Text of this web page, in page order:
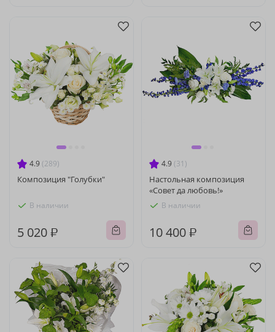
4.9 (289)
Композиция "Голубки"
В наличии
5 020 ₽
4.9 (31)
Настольная композиция
«Совет да любовь!»
В наличии
10 400 ₽